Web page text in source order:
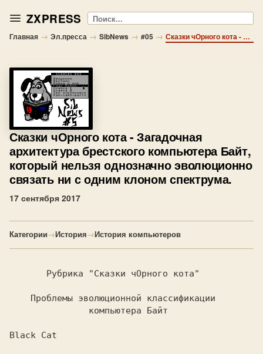
ZXPRESS Поиск
Главная → Эл.пресса → SibNews → #05 → Сказки чОрного кота - Загадочная архитектура брестского компьютера Байт, который нельзя однозначно эволюционно связать ни с одним клоном спектрума.
Сказки чОрного кота- Загадочная
архитектура брестского компьютера Байт,
который нельзя однозначно эволюционно
связать ни с одним клоном спектрума.
17 сентября 2017
Категории→История→История компьютеров